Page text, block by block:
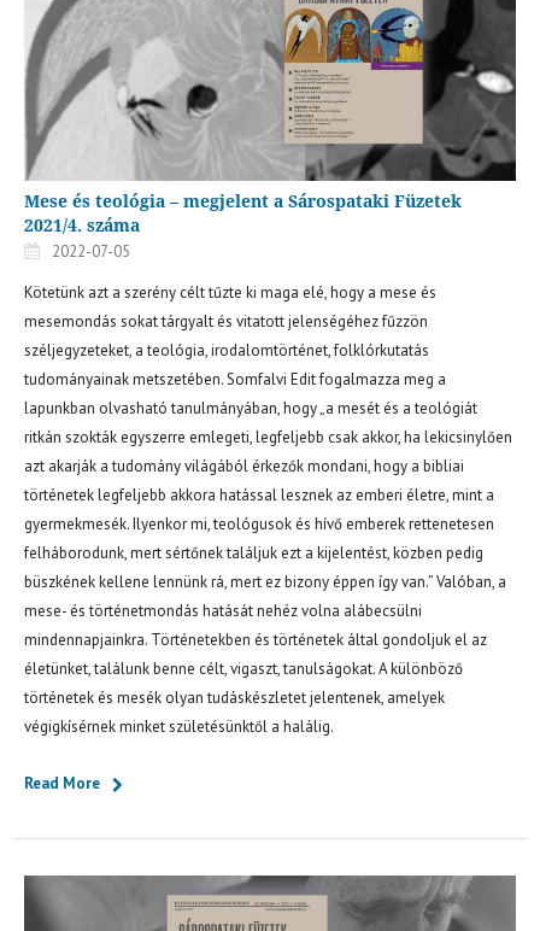
Mese és teológia – megjelent a Sárospataki Füzetek
2021/4. száma
2022-07-05
Kötetünk azt a szerény célt tűzte ki maga elé, hogy a mese és
mesemondás sokat tárgyalt és vitatott jelenségéhez fűzzön
széljegyzeteket, a teológia, irodalomtörténet, folklórkutatás
tudományainak metszetében. Somfalvi Edit fogalmazza meg a
lapunkban olvasható tanulmányában, hogy „a mesét és a teológiát
ritkán szokták egyszerre emlegeti, legfeljebb csak akkor, ha lekicsinylően
azt akarják a tudomány világából érkezők mondani, hogy a bibliai
történetek legfeljebb akkora hatással lesznek az emberi életre, mint a
gyermekmesék. Ilyenkor mi, teológusok és hívő emberek rettenetesen
felháborodunk, mert sértőnek találjuk ezt a kijelentést, közben pedig
büszkének kellene lennünk rá, mert ez bizony éppen így van.” Valóban, a
mese- és történetmondás hatását nehéz volna alábecsülni
mindennapjainkra. Történetekben és történetek által gondoljuk el az
életünket, találunk benne célt, vigaszt, tanulságokat. A különböző
történetek és mesék olyan tudáskészletet jelentenek, amelyek
végigkísérnek minket születésünktől a halálig.
Read More